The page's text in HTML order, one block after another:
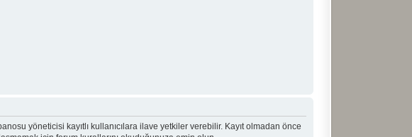
yöneticisi kayıtlı kullanıcılara ilave yetkiler verebilir. Kayıt olmadan önce